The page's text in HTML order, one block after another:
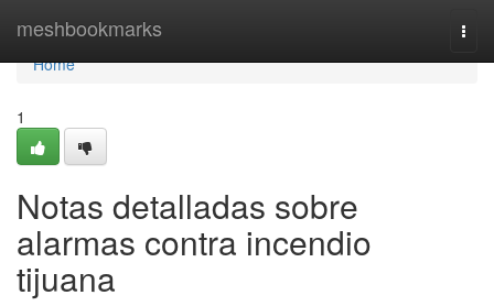
meshbookmarks
Home
Home
1
Notas detalladas sobre
alarmas contra incendio
tijuana